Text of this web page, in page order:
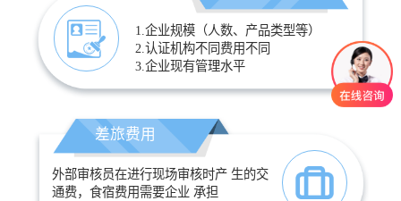
1.企业规模（人数、产品类型等）
2.认证机构不同费用不同
3.企业现有管理水平
差旅费用
外部审核员在进行现场审核时产 生的交
通费，食宿费用需要企业 承担